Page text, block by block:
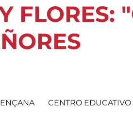
FLORES:
CENTRO